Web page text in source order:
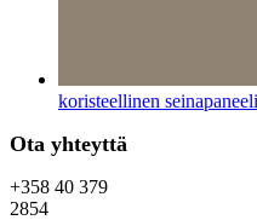
koristeellinen
Ota yhteyttä
+358 40 379
2854